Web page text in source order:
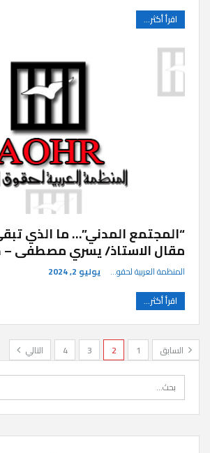
اقرأ أكثر...
“المجتمع المدني”… ما الذي
مقال الاستاذ/ يسري مصطفى –
المنظمة العربية لحقوق الإنسان يوليو 2, 2024
اقرأ أكثر...
السابق 1
2
3
4 التالي